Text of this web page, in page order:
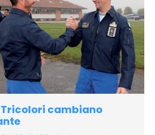
Tricolori cambiano